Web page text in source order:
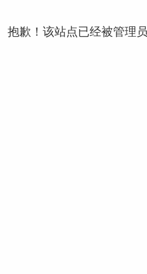
抱歉！该站点已经被管理